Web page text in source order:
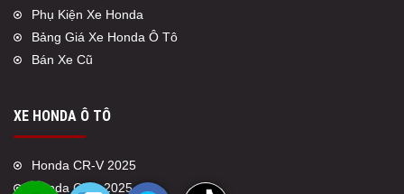
Phụ Kiện Xe Honda
Bảng Giá Xe Honda Ô Tô
Bán Xe Cũ
XE HONDA Ô TÔ
Honda CR-V 2025
Honda Civic 2025